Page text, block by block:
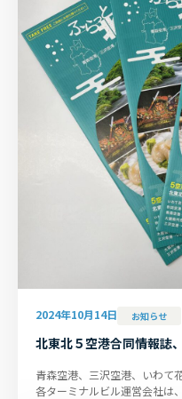
2024年10月14日 お知らせ
北東北５空港合同情報誌
青森空港、三沢空港、いわて
各ターミナルビル運営会社は